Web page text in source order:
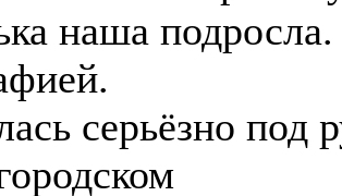
наша подросла.
серьёзно под